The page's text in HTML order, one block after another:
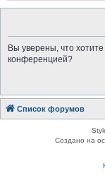
Вы уверены, что
конференцией?
Список форумов
Создано на